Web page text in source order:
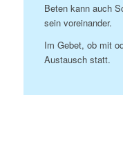
Beten kann auch
sein voreinander.
Im Gebet, ob mit
Austausch statt.